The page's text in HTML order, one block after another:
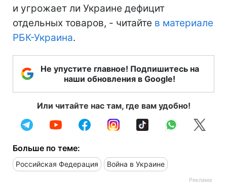
и угрожает ли Украине дефицит
отдельных товаров, - читайте в материале
РБК-Украина.
Не упустите главное! Подпишитесь на
наши обновления в Google!
Или читайте нас там, где вам удобно!
Больше по теме:
Российская Федерация Война в Украине